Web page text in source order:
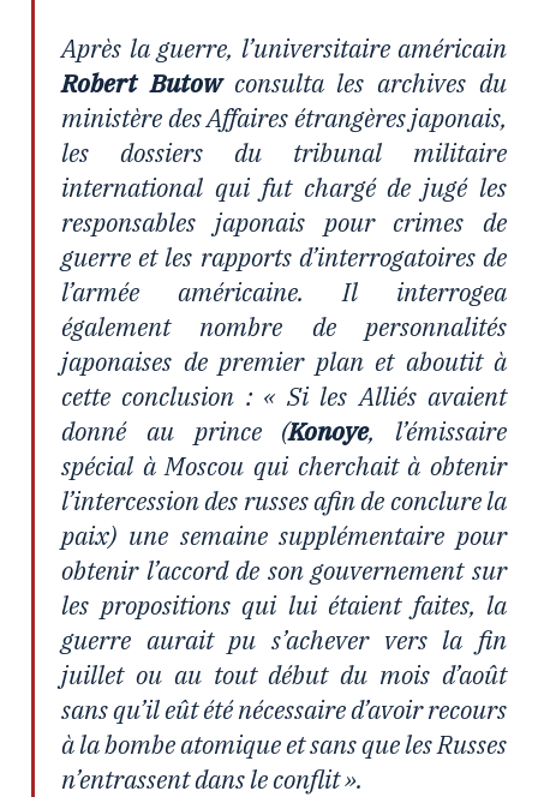
Après la guerre, l’universitaire américain
Robert Butowconsulta les archives du
ministère des Affaires étrangères japonais,
les dossiers du tribunal militaire
international qui fut chargé de jugé les
responsables japonais pour crimes de
guerre et les rapports d’interrogatoires de
l’armée américaine. Il interrogea
également nombre de personnalités
japonaises de premier plan et aboutit à
cette conclusion : « Si les Alliés avaient
donné au prince (Konoye, l’émissaire
spécial à Moscou qui cherchait à obtenir
l’intercession des russes afin de conclure la
paix) une semaine supplémentaire pour
obtenir l’accord de son gouvernement sur
les propositions qui lui étaient faites, la
guerre aurait pu s’achever vers la fin
juillet ou au tout début du mois d’août
sans qu’il eût été nécessaire d’avoir recours
à la bombe atomique et sans que les Russes
n’entrassent dans le conflit ».